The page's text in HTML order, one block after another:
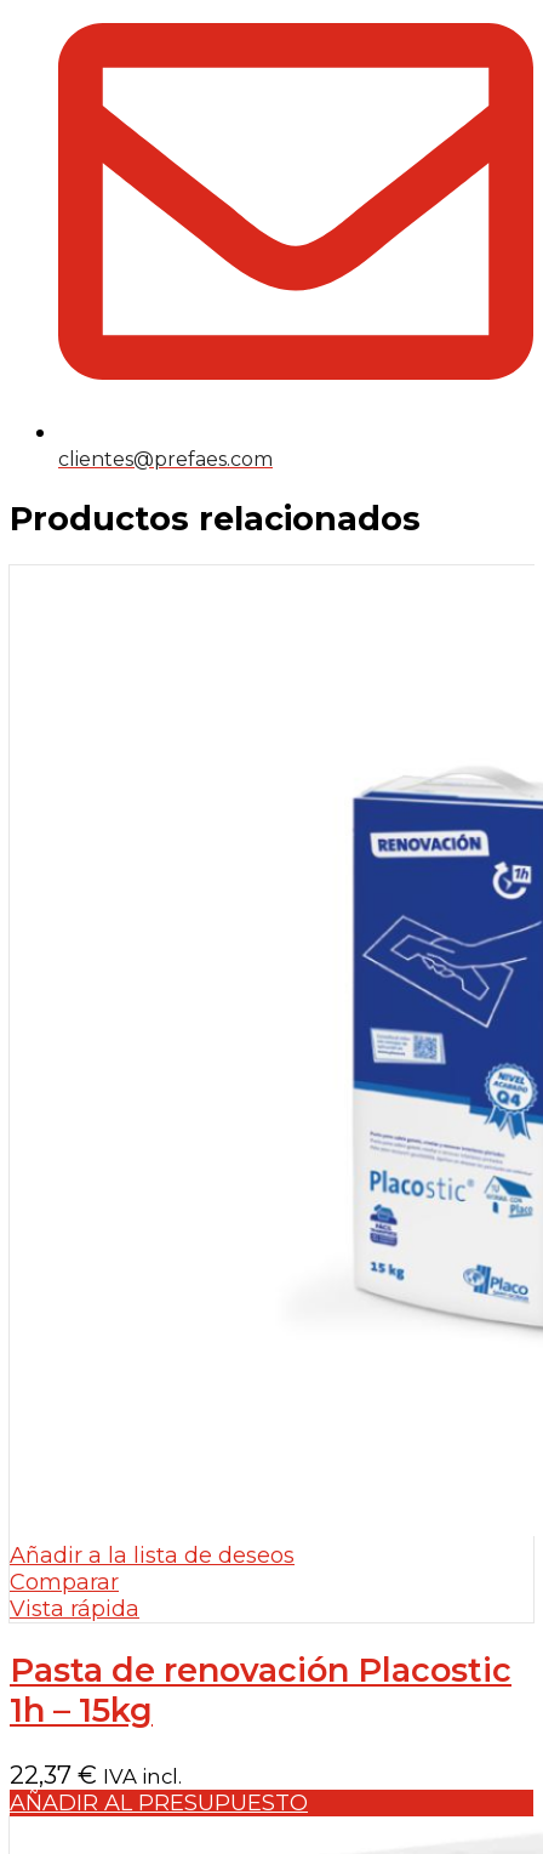
clientes@prefaes.com
Productos relacionados
Añadir a la lista de deseos
Comparar
Vista rápida
Pasta de renovación Placostic
1h – 15kg
22,37 € IVA incl.
AÑADIR AL PRESUPUESTO